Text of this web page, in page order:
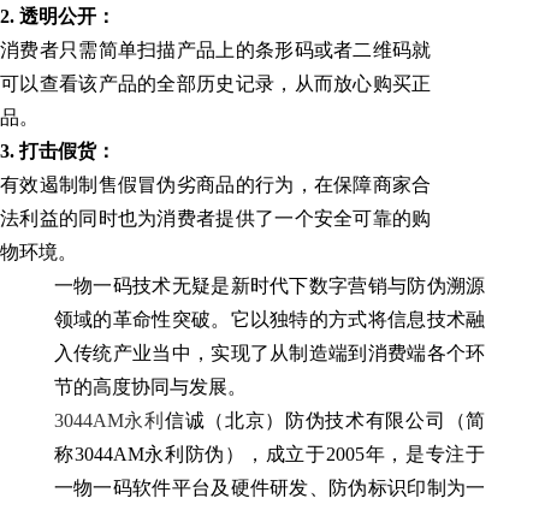
2. 透明公开：
消费者只需简单扫描产品上的条形码或者二维码就
可以查看该产品的全部历史记录，从而放心购买正
品。
3. 打击假货：
有效遏制制售假冒伪劣商品的行为，在保障商家合
法利益的同时也为消费者提供了一个安全可靠的购
物环境。
一物一码技术无疑是新时代下数字营销与防伪溯源
领域的革命性突破。它以独特的方式将信息技术融
入传统产业当中，实现了从制造端到消费端各个环
节的高度协同与发展。
3044AM永利 信诚（北京）防伪技术有限公司（简
称3044AM永利防伪），成立于2005年，是专注于
一物一码软件平台及硬件研发、防伪标识印制为一